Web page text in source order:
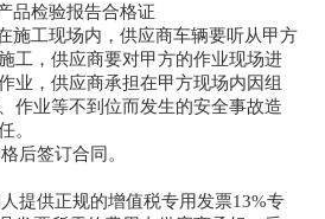
品检验报告合格证
施工现场内，供应商车辆要听从甲方
工，供应商要对甲方的作业现场进
业，供应商承担在甲方现场内因组
作业等不到位而发生的安全事故造
。
后签订合同。
提供正规的增值税专用发票13%专